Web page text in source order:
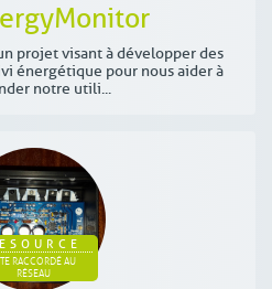
projet visant à développer des
énergétique pour nous aider à
notre utili...
RACCORDÉ AU
RÉSEAU